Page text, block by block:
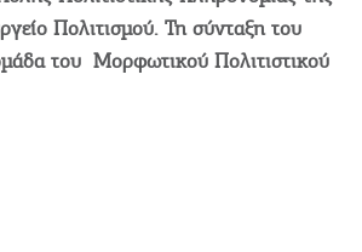
Πολιτισμού. Τη σύνταξη του
του Μορφωτικού Πολιτιστικού